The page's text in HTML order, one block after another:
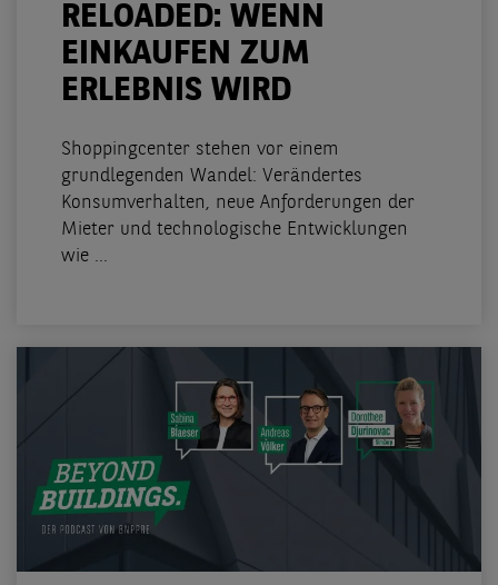
RELOADED: WENN
EINKAUFEN ZUM
ERLEBNIS WIRD
Shoppingcenter stehen vor einem
grundlegenden Wandel: Verändertes
Konsumverhalten, neue Anforderungen der
Mieter und technologische Entwicklungen
wie ...